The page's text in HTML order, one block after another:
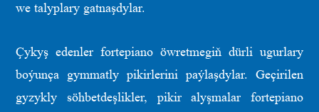
we talyplary gatnaşdylar.
Çykyş edenler fortepiano öwretmegiň dürli ugurlary
boýunça gymmatly pikirlerini paýlaşdylar. Geçirilen
gyzykly söhbetdeşlikler, pikir alyşmalar fortepiano